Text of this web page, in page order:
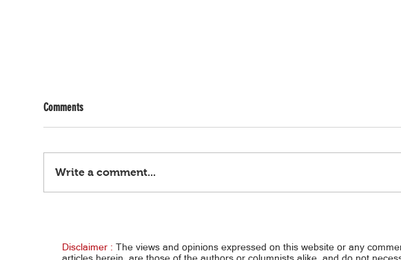
Comments
Write a comment...
Disclaimer : The views and opinions expressed on this website or any